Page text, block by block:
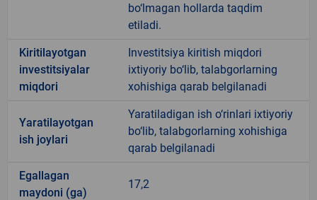
bo‘lmagan hollarda taqdim
etiladi.
Kiritilayotgan
investitsiyalar
miqdori
Investitsiya kiritish miqdori
ixtiyoriy bo‘lib, talabgorlarning
xohishiga qarab belgilanadi
Yaratilayotgan
ish joylari
Yaratiladigan ish o‘rinlari ixtiyoriy
bo‘lib, talabgorlarning xohishiga
qarab belgilanadi
Egallagan
maydoni (ga)
17,2